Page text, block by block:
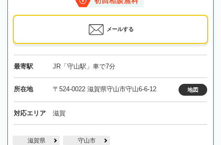
メールする
最寄駅 JR「守山駅」車で7分
所在地 〒524-0022 滋賀県守山市守山6-6-12 地図
対応エリア 滋賀
滋賀県 守山市